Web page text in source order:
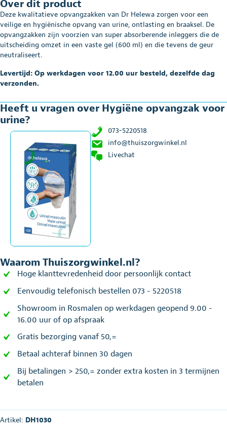
urine
aantal
Over dit product
Deze kwalitatieve opvangzakken van Dr Helewa zorgen voor een
veilige en hygiënische opvang van urine, ontlasting en braaksel. De
opvangzakken zijn voorzien van super absorberende inleggers die de
uitscheiding omzet in een vaste gel (600 ml) en die tevens de geur
neutraliseert.
Levertijd: Op werkdagen voor 12.00 uur besteld, dezelfde dag
verzonden.
Heeft u vragen over Hygiëne opvangzak voor
urine?
073-5220518
info@thuiszorgwinkel.nl
Livechat
Waarom Thuiszorgwinkel.nl?
Hoge klanttevredenheid door persoonlijk contact
Eenvoudig telefonisch bestellen 073 - 5220518
Showroom in Rosmalen op werkdagen geopend 9.00 -
16.00 uur of op afspraak
Gratis bezorging vanaf 50,=
Betaal achteraf binnen 30 dagen
Bij betalingen > 250,= zonder extra kosten in 3 termijnen
betalen
Artikel: DH1030